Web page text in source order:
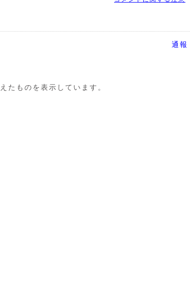
通報
たものを表示しています。